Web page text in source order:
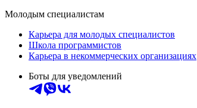
Молодым специалистам
Карьера для молодых специалистов
Школа программистов
Карьера в некоммерческих организациях
Боты для уведомлений